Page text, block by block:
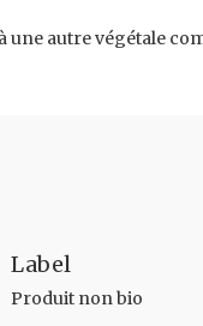
une autre végétale
Label
Produit non bio